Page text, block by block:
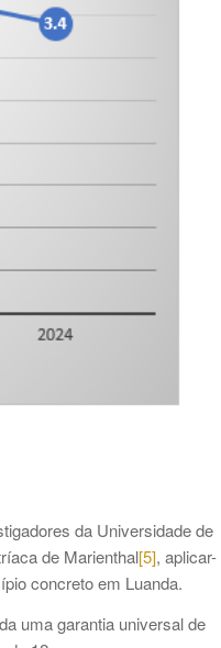
da Universidade de
de Marienthal[5], aplicar-
concreto em Luanda.
uma garantia universal de